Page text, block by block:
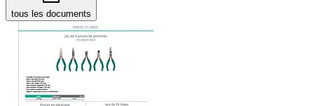
tous les documents